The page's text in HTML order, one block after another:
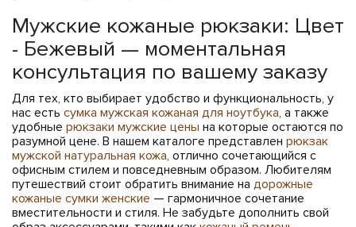
Мужские кожаные рюкзаки: Цвет
- Бежевый — моментальная
консультация по вашему заказу
Для тех, кто выбирает удобство и функциональность, у
нас есть сумка мужская кожаная для ноутбука, а также
удобные рюкзаки мужские цены на которые остаются по
разумной цене. В нашем каталоге представлен рюкзак
мужской натуральная кожа, отлично сочетающийся с
офисным стилем и повседневным образом. Любителям
путешествий стоит обратить внимание на дорожные
кожаные сумки женские — гармоничное сочетание
вместительности и стиля. Не забудьте дополнить свой